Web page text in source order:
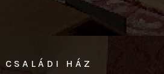
CSALÁDI HÁZ